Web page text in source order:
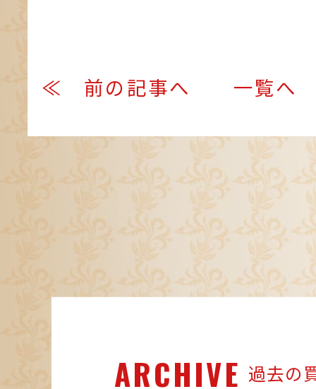
≪ 前の記事へ 一覧へ
ARCHIVE 過去の